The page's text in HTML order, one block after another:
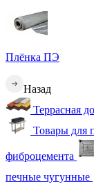
Плёнка ПЭ
Назад
Террасная
Товары для
фиброцемента
печные чугунные